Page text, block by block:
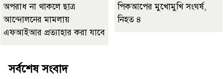
অপরাধ না থাকলে ছাত্র
আন্দোলনের মামলায়
এফআইআর প্রত্যাহার করা যাবে
পিকআপের মুখোমুখি সংঘর্ষ,
নিহত ৪
সর্বশেষ সংবাদ